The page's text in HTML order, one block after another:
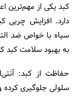
کبد یکی از مهم‌ترین
دارد. افزایش
سیاه با خواص ضد
به بهبود سلامت کبد
حفاظت از کبد:
سلولی جلوگیری کرده